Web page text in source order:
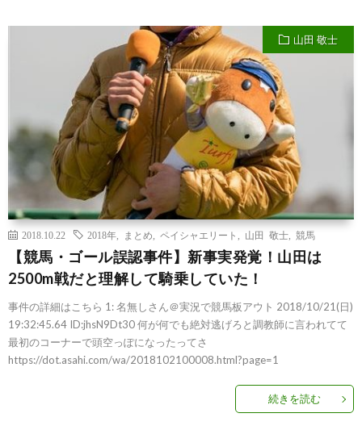
山田 敬士
2018.10.22 2018年 まとめ ペイシャエリート 山田 敬士 競馬
【競馬・ゴール誤認事件】新事実発覚！山田は
2500m戦だと理解して騎乗していた！
事件の詳細はこちら 1: 名無しさん＠実況で競馬板アウト 2018/10/21(日)
19:32:45.64 ID:jhsN9Dt30 何が何でも絶対逃げろと調教師に言われてて
最初のコーナーで頭空っぽになったってさ
https://dot.asahi.com/wa/2018102100008.html?page=1
続きを読む